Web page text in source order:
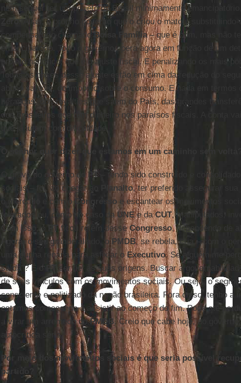
nem sequer ter um projeto de Brasil minimamente
Zero. Aliás, o próprio governo que o criou o matou,
compensatório chamadoBolsa Família– que é bom, mas não
emancipatório. Todo o governo opera agora em função de um
projeto histórico, que é o ajuste fiscal. E penalizando os mais
Todas as bases desse ajuste estão em cima da redução do
abono salarial, do imposto sobre o consumo. E nada em termos
heranças, dos royalties que saem do País, das grandes
dos brasileiros que têm dinheiro nos paraísos fiscais. A conta
que já lutam com dificuldade.
O senhor quer dizer que estamos em um caminho sem volta?
O grave do governo doPT – tendo sido construído e
sociais – foi, ao chegar ao
Planalto, ter preferido assegurar sua
o mercado e com o
Congressoe escantear os movimentos
tolerados ou, como no caso daUNEe daCUT, manipulados,
Com isso, o
PTficou refém desseCongresso, dependendo de
Agora, o seu grande aliado, oPMDB, se rebela, cria – com o
uma cunha renana para asfixiar oExecutivo. Se alguém me
saída”? É o
PT
ser fiel às suas origens. Buscar a
de seus vínculos com os movimentos sociais. Ou seja, o
consciente e politizado da nação brasileira. Fora disso, tenho a
estamos começando a assistir ao começo do fim. Pode até
a virar um arremedo doPMDB. Creio que cabe hoje, ao
autocrítica séria.
Por meio dos movimentos sociais é que seria possível
partido?